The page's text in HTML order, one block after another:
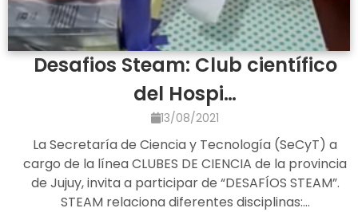
Desafios Steam: Club científico
del Hospi…
13/08/2021
La Secretaría de Ciencia y Tecnología (SeCyT) a
cargo de la línea CLUBES DE CIENCIA de la provincia
de Jujuy, invita a participar de “DESAFÍOS STEAM”.
STEAM relaciona diferentes disciplinas:…